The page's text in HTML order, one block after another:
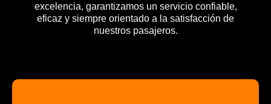
excelencia, garantizamos un servicio confiable,
eficaz y siempre orientado a la satisfacción de
nuestros pasajeros.